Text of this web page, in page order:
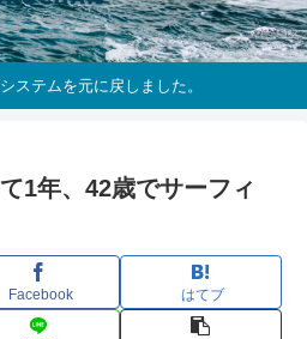
ステムを元に戻しました。
1年、42歳でサーフィ
Facebook はてブ